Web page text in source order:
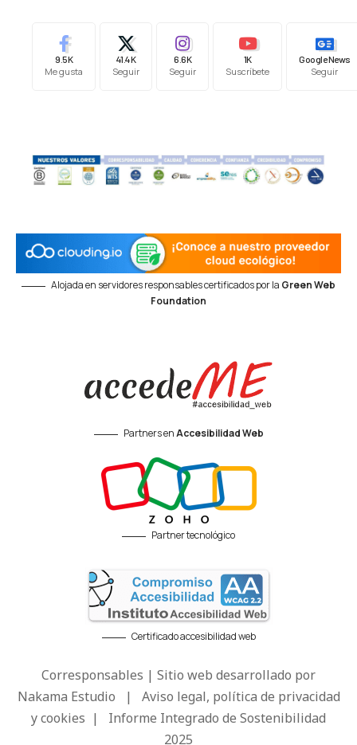
9.5K
Me gusta
41.4K
Seguir
6.6K
Seguir
1K
Suscríbete
Google News
Seguir
Alojada en servidores responsables certificados por la Green Web
Foundation
Partners enAccesibilidad Web
Partner tecnológico
Certificado accesibilidad web
Corresponsables | Sitio web desarrollado por
Nakama Estudio | Aviso legal, política de privacidad
y cookies | Informe Integrado de Sostenibilidad
2025